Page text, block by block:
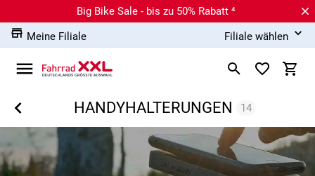
Big Bike Sale - bis zu 50% Rabatt ⁴
Meine Filiale
Filiale wählen
HANDYHALTERUNGEN 14